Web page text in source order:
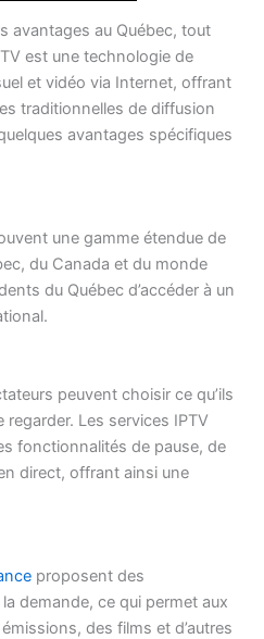
avantages au Québec, tout
est une technologie de
et vidéo via Internet, offrant
traditionnelles de diffusion
avantages spécifiques
une gamme étendue de
du Canada et du monde
du Québec d’accéder à un
peuvent choisir ce qu’ils
Les services IPTV
fonctionnalités de pause, de
direct, offrant ainsi une
proposent des
demande, ce qui permet aux
des films et d’autres